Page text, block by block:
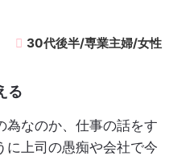
30代後半/専業主婦/女性
る
為なのか、仕事の話をす
に上司の愚痴や会社で今